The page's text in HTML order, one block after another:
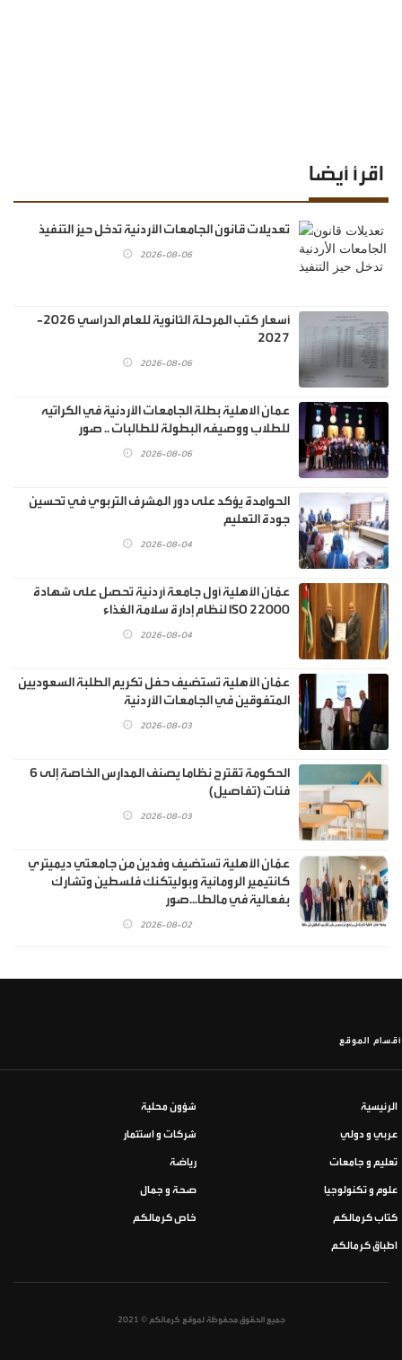
اقرأ أيضا
تعديلات قانون الجامعات الأردنية تدخل حيز التنفيذ
2026-08-06
أسعار كتب المرحلة الثانوية للعام الدراسي 2026-
2027
2026-08-06
عمان الاهلية بطلة الجامعات الأردنية في الكراتيه
للطلاب ووصيفه البطولة للطالبات .. صور
2026-08-06
الحوامدة يؤكد على دور المشرف التربوي في تحسين
جودة التعليم
2026-08-04
عمّان الأهلية أول جامعة أردنية تحصل على شهادة
ISO 22000 لنظام إدارة سلامة الغذاء
2026-08-04
عمّان الأهلية تستضيف حفل تكريم الطلبة السعوديين
المتفوقين في الجامعات الأردنية
2026-08-03
الحكومة تقترح نظاما يصنف المدارس الخاصة إلى 6
فئات (تفاصيل)
2026-08-03
عمّان الأهلية تستضيف وفدين من جامعتي ديميتري
كانتيمير الرومانية وبوليتكنك فلسطين وتشارك
بفعالية في مالطا...صور
2026-08-02
أقسام الموقع
الرئيسية شؤون محلية
عربي و دولي شركات و استثمار
تعليم و جامعات رياضة
علوم و تكنولوجيا صحة و جمال
كتاب كرمالكم خاص كرمالكم
اطباق كرمالكم
جميع الحقوق محفوظة لموقع كرمالكم © 2021